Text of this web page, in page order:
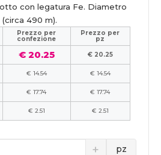
con legatura Fe. Diametro
490 m).
Prezzo per
confezione
Prezzo per
pz
€ 20.25
€ 20.25
€ 14.54
€ 14.54
€ 17.74
€ 17.74
€ 2.51 € 2.51
pz